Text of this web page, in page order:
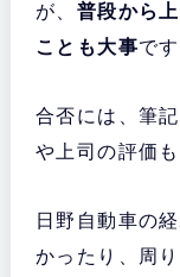
が、 普段から
ことも大事です
合否には、筆
や上司の評価
日野自動車の
かったり、周